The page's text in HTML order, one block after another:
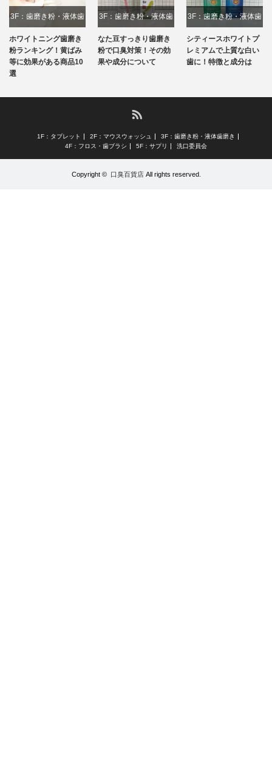
3F：歯磨き粉・液体歯
磨き
ホワイトニング歯磨き
粉ランキング！黄ばみ
等に効果がある商品10
選
3F：歯磨き粉・液体歯
磨き
なた豆すっきり歯磨き
粉で口臭対策！その効
果や成分について
3F：歯磨き粉・液体歯
磨き
シティースホワイトプ
レミアムで上質な白い
歯に！特徴と成分は
1F：タブレット 2F：マウスウォッシュ
3F：歯磨き粉・液体歯磨き
4F：フロス・歯ブラシ
5F：サプリ 洗口委員会
Copyright © 口臭百貨店All rights reserved.